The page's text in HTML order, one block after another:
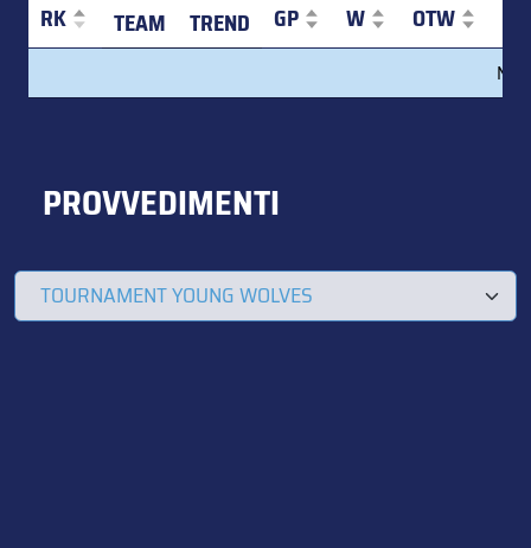
RK TEAM TREND GP W OTW
No
PROVVEDIMENTI